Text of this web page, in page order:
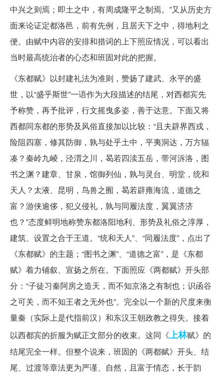
中兴之则焉；即土之中，有周成隆平之制焉。”又从历史方
面来论证定都洛邑，前有先例，且居天下之中，得地利之
便。由赋中内容的安排和措词的上下照应情况，可以看出
当时最高统治者的心态和班固对此的把握。
《东都赋》以封建礼法为准则，赞扬了建武、永平的盛
世，以“盛乎斯世”一语作为大段描述的结尾，对西都宾先
予称赞，再予批评，行文摇曳多姿，善于达意。下面又将
西都同东都的形势及风俗直接加以比较：“且夫辟界西戎，
险阻四塞，修其防御，孰与处乎土中，平夷洞达，万方辐
凑？秦岭九崚，泾渭之川，曷若四渎五岳，带河泝洛，图
书之渊？建章、甘泉，馆御列仙，孰与灵台、明堂，统和
天人？太液、昆明，鸟兽之囿，曷若辟雍海流，道德之
富？游侠逾侈，犯义侵礼，孰与同履法度，翼翼济济
也？”态度鲜明地称赞东都洛阳地利、形势及礼俗之淳厚，
建筑、设置之合于王道。“统和天人”、“同履法度”，点出了
《东都赋》的主题；“图书之渊”、“道德之富”，是《东都
赋》着力铺叙、宣扬之所在。下面照应《两都赋》开头部
分：“子徒习秦阿房之造天，而不知京洛之有制也；识函谷
之可关，而不知王者之无外也”。完全以一个新的尺度来衡
量秦（实际上是代指前汉）和东汉王朝政教之得失。接着
以西都宾的折服为赋正文部分的收束。这同《上林赋》的
结尾完全一样。但整个说来，班固的《两都赋》开头、结
尾、过渡等章法更为严谨、自然，且富于情态，长于韵